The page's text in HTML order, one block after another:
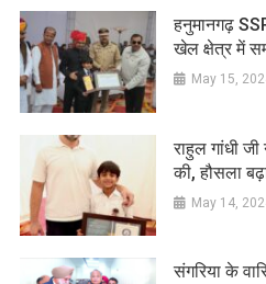
हनुमानगढ़
खेल क्षेत्र में
May 15,
राहुल गांधी
की, हौसला
May 14,
संगरिया के